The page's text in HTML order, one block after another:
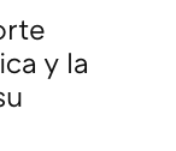
y la